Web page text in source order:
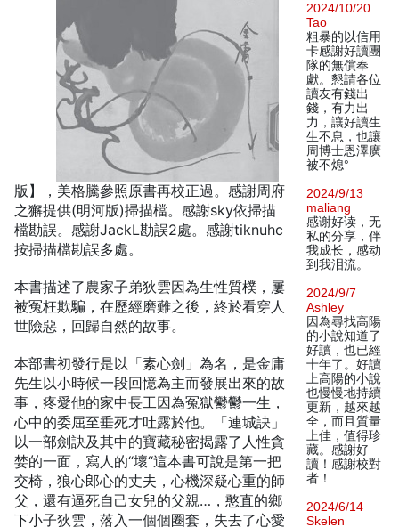
版】，美格騰參照原書再校正過。感謝周府
之獬提供(明河版)掃描檔。感謝sky依掃描
檔勘誤。感謝JackL勘誤2處。感謝tiknuhc
按掃描檔勘誤多處。
本書描述了農家子弟狄雲因為生性質樸，屢
被冤枉欺騙，在歷經磨難之後，終於看穿人
世險惡，回歸自然的故事。
本部書初發行是以「素心劍」為名，是金庸
先生以小時候一段回憶為主而發展出來的故
事，疼愛他的家中長工因為冤獄鬱鬱一生，
心中的委屈至垂死才吐露於他。「連城訣」
以一部劍訣及其中的寶藏秘密揭露了人性貪
婪的一面，寫人的“壞“這本書可說是第一把
交椅，狼心郎心的丈夫，心機深疑心重的師
父，還有逼死自己女兒的父親…，憨直的鄉
下小子狄雲，落入一個個圈套，失去了心愛
2024/10/20
Tao
粗暴的以信用
卡感謝好讀團
隊的無償奉
獻。懇請各位
讀友有錢出
錢，有力出
力，讓好讀生
生不息，也讓
周博士恩澤廣
被不熄°
2024/9/13
maliang
感谢好读，无
私的分享，伴
我成长，感动
到我泪流。
2024/9/7
Ashley
因為尋找高陽
的小說知道了
好讀，也已經
十年了。好讀
上高陽的小說
也慢慢地持續
更新，越來越
全，而且質量
上佳，值得珍
藏。感謝好
讀！感謝校對
者！
2024/6/14
Skelen